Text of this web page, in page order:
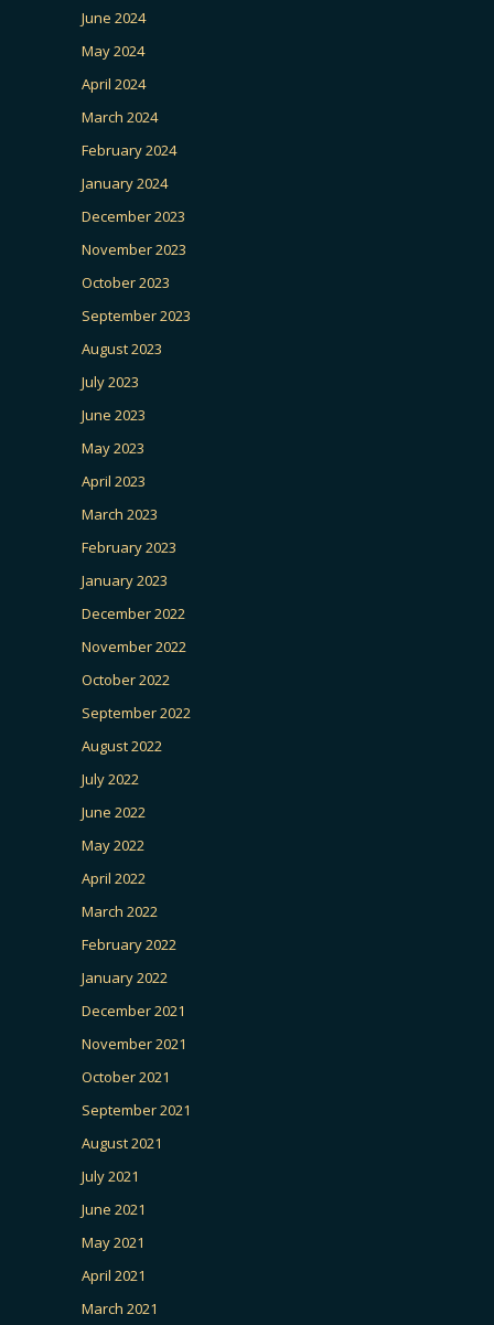
June 2024
May 2024
April 2024
March 2024
February 2024
January 2024
December 2023
November 2023
October 2023
September 2023
August 2023
July 2023
June 2023
May 2023
April 2023
March 2023
February 2023
January 2023
December 2022
November 2022
October 2022
September 2022
August 2022
July 2022
June 2022
May 2022
April 2022
March 2022
February 2022
January 2022
December 2021
November 2021
October 2021
September 2021
August 2021
July 2021
June 2021
May 2021
April 2021
March 2021